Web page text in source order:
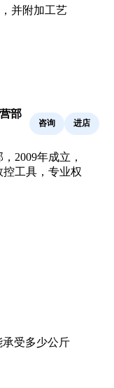
并附加工艺
部
咨询 进店
2009年成立，
工具，专业权
受多少公斤